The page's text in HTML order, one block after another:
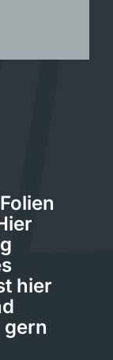
hier
gern